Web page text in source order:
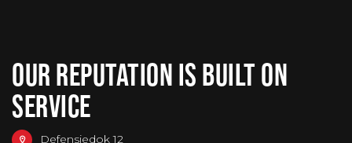
OUR REPUTATION IS BUILT ON
SERVICE
Defensiedok 12